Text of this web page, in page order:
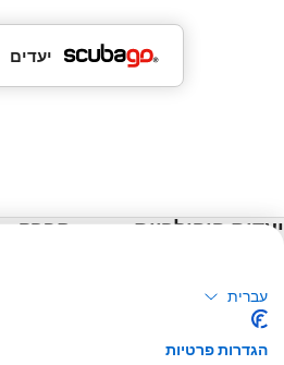
יעדים
יעדים פופולריים
מצרים
חברה
עברית
הגדרות פרטיות